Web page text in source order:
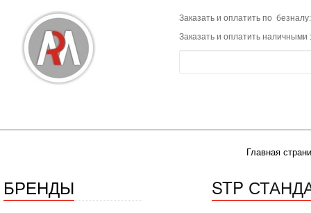
Заказать и оплатить по
Заказать и оплатить наличными
Главная
БРЕНДЫ
STP